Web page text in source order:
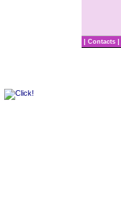
| Contacts |